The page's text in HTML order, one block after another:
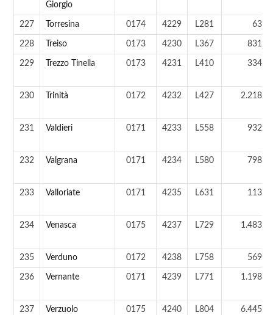
Giorgio
227 Torresina 0174 4229 L281 63 ab
228 Treiso 0173 4230 L367 831 ab
229 Trezzo Tinella 0173 4231 L410 334 ab
230 Trinità 0172 4232 L427 2.218 ab
231 Valdieri 0171 4233 L558 932 ab
232 Valgrana 0171 4234 L580 798 ab
233 Valloriate 0171 4235 L631 113 ab
234 Venasca 0175 4237 L729 1.483 ab
235 Verduno 0172 4238 L758 569 ab
236 Vernante 0171 4239 L771 1.198 ab
237 Verzuolo 0175 4240 L804 6.445 ab